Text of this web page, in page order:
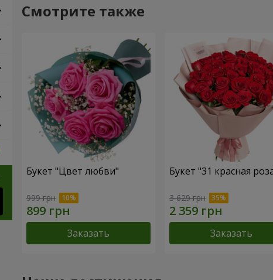
Смотрите также
Букет "Цвет любви"
999 грн
Заказать
Букет "31 красная
3 629 грн
Заказать